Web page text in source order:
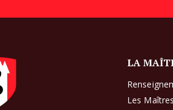
LA
Les